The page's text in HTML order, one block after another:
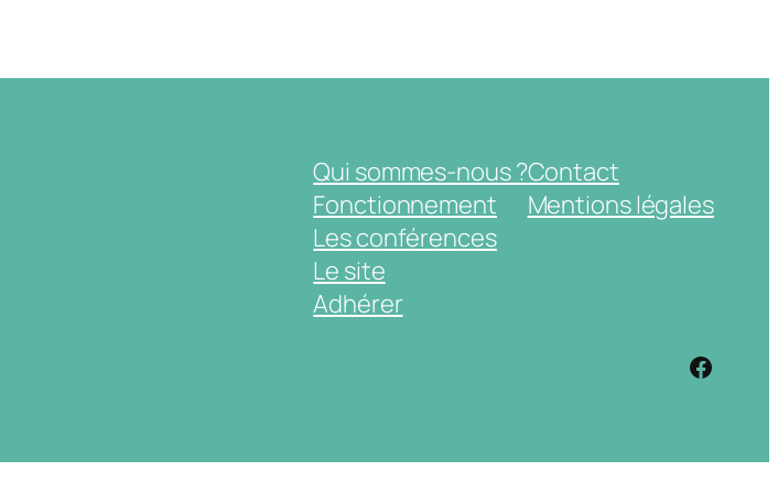
Qui sommes-nous ?
Fonctionnement
Les conférences
Le site
Adhérer
Contact
Mentions légales